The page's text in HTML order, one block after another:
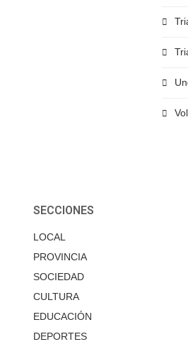
SECCIONES
LOCAL
PROVINCIA
SOCIEDAD
CULTURA
EDUCACIÓN
DEPORTES